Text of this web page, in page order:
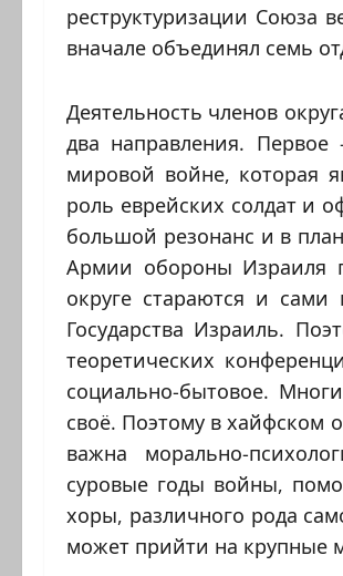
реструктуризации Союза
вначале объединял семь
Деятельность членов
два направления.
мировой войне, которая
роль еврейских солдат и
большой резонанс и в
Армии обороны Израиля
округе стараются и
Государства Израиль.
теоретических
социально-бытовое.
своё. Поэтому в хайфском
важна морально-
суровые годы войны,
хоры, различного рода
может прийти на крупные